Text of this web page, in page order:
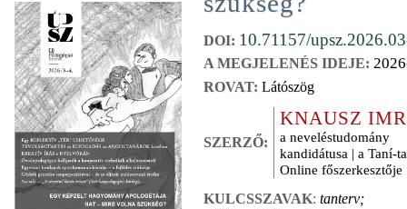
DOI: 10.71157/
A MEGJELENÉS IDEJE:
ROVAT: Látószög
SZERZŐ:
KNAUSZ
a neveléstudomány
kandidátusa | a Taní-
Online főszerkesztője
KULCSSZAVAK: tanterv;